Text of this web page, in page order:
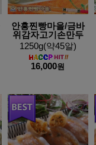
안흥찐빵마을/금바
위감자고기손만두
1250g(약45알)
16,000원